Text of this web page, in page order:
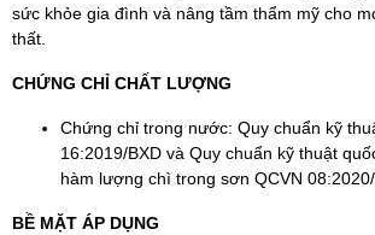
sức khỏe gia đình và nâng tầm thẩm mỹ cho
thất.
CHỨNG CHỈ CHẤT LƯỢNG
Chứng chỉ trong nước: Quy chuẩn kỹ
16:2019/BXD và Quy chuẩn kỹ thuật
hàm lượng chì trong sơn QCVN 08:2020/
BỀ MẶT ÁP DỤNG